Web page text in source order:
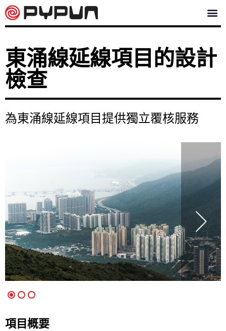
東涌線延線項目的設計
檢查
為東涌線延線項目提供獨立覆核服務
項目概要